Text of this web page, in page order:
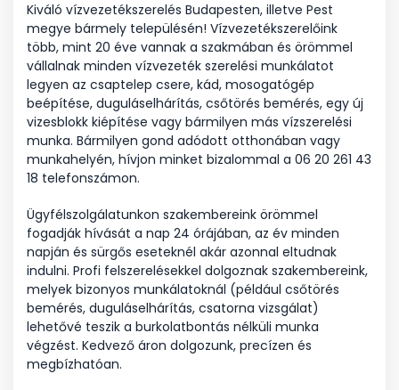
Kiváló vízvezetékszerelés Budapesten, illetve Pest
megye bármely településén! Vízvezetékszerelőink
több, mint 20 éve vannak a szakmában és örömmel
vállalnak minden vízvezeték szerelési munkálatot
legyen az csaptelep csere, kád, mosogatógép
beépítése, duguláselhárítás, csőtörés bemérés, egy új
vizesblokk kiépítése vagy bármilyen más vízszerelési
munka. Bármilyen gond adódott otthonában vagy
munkahelyén, hívjon minket bizalommal a 06 20 261 43
18 telefonszámon.
Ügyfélszolgálatunkon szakembereink örömmel
fogadják hívását a nap 24 órájában, az év minden
napján és sürgős eseteknél akár azonnal eltudnak
indulni. Profi felszerelésekkel dolgoznak szakembereink,
melyek bizonyos munkálatoknál (például csőtörés
bemérés, duguláselhárítás, csatorna vizsgálat)
lehetővé teszik a burkolatbontás nélküli munka
végzést. Kedvező áron dolgozunk, precízen és
megbízhatóan.